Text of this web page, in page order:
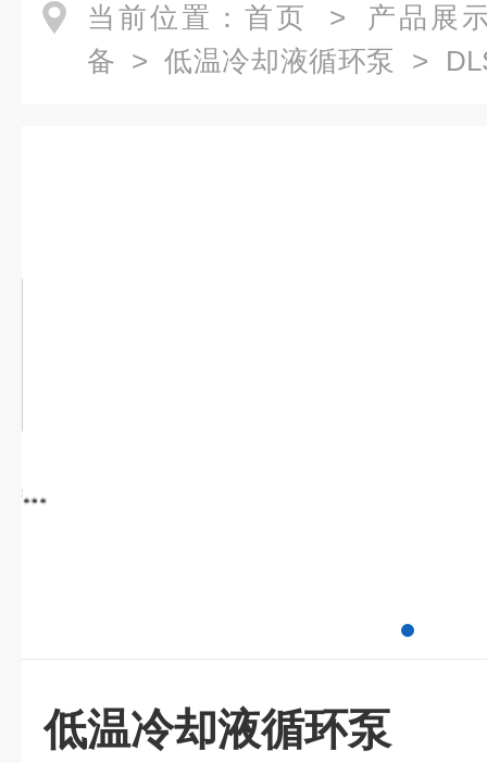
当前位置： 首页 > 产品展
备 > 低温冷却液循环泵 >
低温冷却液循环泵